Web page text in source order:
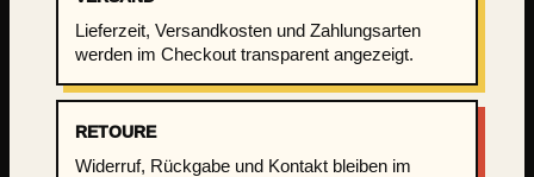
s
c
h
.
W
i
Lieferzeit, Versandkosten und Zahlungsarten
werden im Checkout transparent angezeigt.
RETOURE
Widerruf, Rückgabe und Kontakt bleiben im